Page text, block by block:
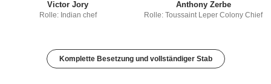
Victor Jory
Rolle: Indian chef
Anthony Zerbe
Rolle: Toussaint Leper Colony Chief
Komplette Besetzung und vollständiger Stab